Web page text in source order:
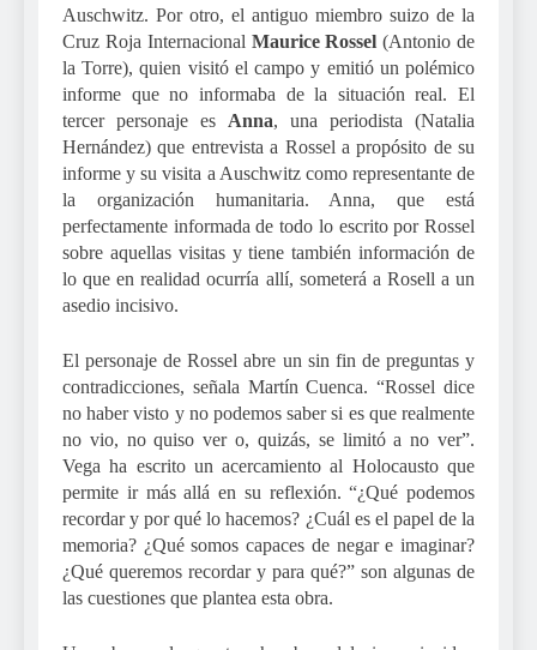
Auschwitz. Por otro, el antiguo miembro suizo de la
Cruz Roja Internacional Maurice Rossel (Antonio de
la Torre), quien visitó el campo y emitió un polémico
informe que no informaba de la situación real. El
tercer personaje es Anna, una periodista (Natalia
Hernández) que entrevista a Rossel a propósito de su
informe y su visita a Auschwitz como representante de
la organización humanitaria. Anna, que está
perfectamente informada de todo lo escrito por Rossel
sobre aquellas visitas y tiene también información de
lo que en realidad ocurría allí, someterá a Rosell a un
asedio incisivo.
El personaje de Rossel abre un sin fin de preguntas y
contradicciones, señala Martín Cuenca. “Rossel dice
no haber visto y no podemos saber si es que realmente
no vio, no quiso ver o, quizás, se limitó a no ver”.
Vega ha escrito un acercamiento al Holocausto que
permite ir más allá en su reflexión. “¿Qué podemos
recordar y por qué lo hacemos? ¿Cuál es el papel de la
memoria? ¿Qué somos capaces de negar e imaginar?
¿Qué queremos recordar y para qué?” son algunas de
las cuestiones que plantea esta obra.